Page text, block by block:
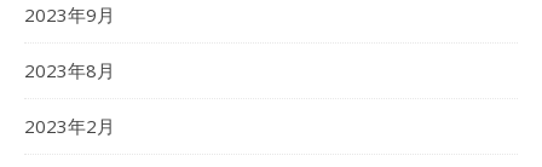
2023年9月
2023年8月
2023年2月